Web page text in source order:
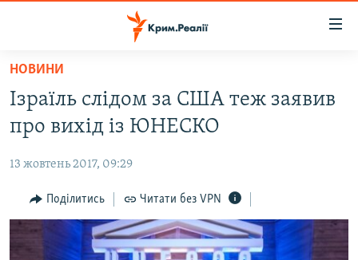
Перейти
основного
матеріалу
Перейти
до
навігації
Перейти
до
ВОДА.КРИМ
ВІДЕО ТА ФОТО
ПОЛІТИКА
БЛОГИ
ПОГЛЯД
НОВИНИ
Ізраїль слідом за США теж заявив
про вихід із ЮНЕСКО
13 жовтень 2017, 09:29
Поділитись Читати без VPN